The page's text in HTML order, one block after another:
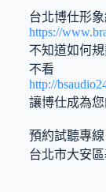
台北博仕形象
https://
不知道如何
不看
http://
讓博仕成為
預約試聽專線
台北市大安